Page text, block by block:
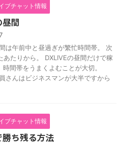
ブチャット情報
昼間
は午前中と昼過ぎが繁忙時間帯。 次
あたりから。 DXLIVEの昼間だけで稼
時間帯をうまくよむことが大切。
さんはビジネスマンが大半ですから
ブチャット情報
勝ち残る方法